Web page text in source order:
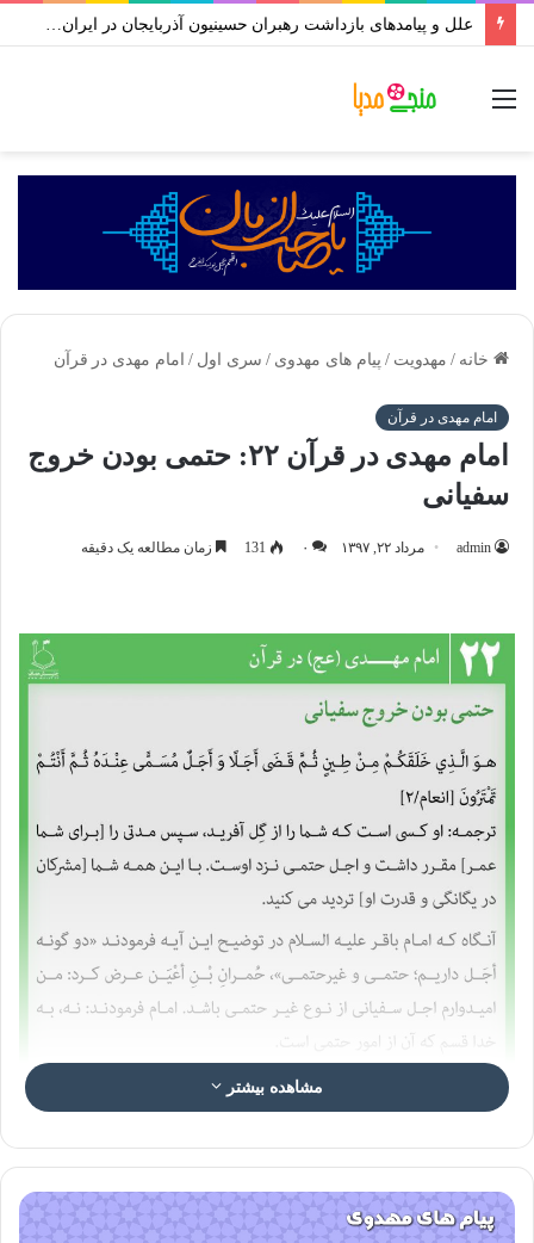
علل و پیامدهای بازداشت رهبران حسینیون آذربایجان در ایران | علی اکبر رائفی پور
خانه / مهدویت / پیام های مهدوی / سری اول / امام مهدی در قرآن
امام مهدی در قرآن
امام مهدی در قرآن ۲۲: حتمی بودن خروج
سفیانی
admin مرداد ۲۲, ۱۳۹۷ ۰ 131 زمان مطالعه یک دقیقه
عکس نوشته امام مهدی در قرآن ۲۲
مشاهده بیشتر